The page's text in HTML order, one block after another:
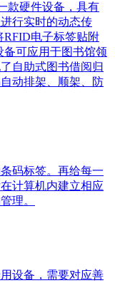
款硬件设备，具有
行实时的动态传
RFID电子标签贴附
可应用于图书馆领
自助式图书借阅归
动排架、顺架、防
码标签。再给每一
计算机内建立相应
理。
设备，需要对应善